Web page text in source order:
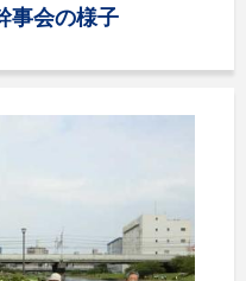
事会の様子